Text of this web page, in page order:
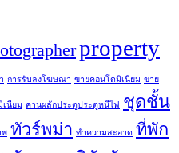
property
การรับลงโฆษณา ขายคอนโดมิเนียม ขาย
นียม คานผลักประตูประตูหนีไฟ
ชุดชั้น
พ ทัวร์พม่า ทำความสะอาด ที่พัก